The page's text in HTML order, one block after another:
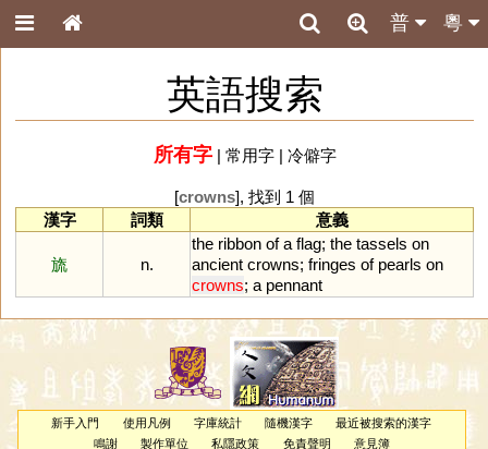
粵
普
英語搜索
所有字| 常用字| 冷僻字
[crowns], 找到 1 個
漢字
詞類 意義
旒 n.
the ribbon of a flag; the tassels on
ancient crowns; fringes of pearls on
crowns; a pennant
新手入門 使用凡例 字庫統計 隨機漢字
最近被搜索的漢字
鳴謝
製作單位 私隱政策 免責聲明 意見簿